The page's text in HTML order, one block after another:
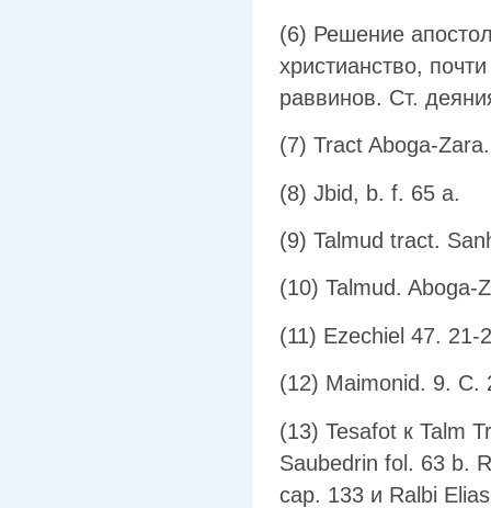
(6) Решение
христианство,
раввинов. Ст.
(7) Tract Aboga-
(8) Jbid, b. f. 65 a.
(9) Talmud tract.
(10) Talmud. Aboga-
(11) Ezechiel 47. 21-
(12) Maimonid. 9. C.
(13) Tesafot к Talm
Saubedrin fol. 63 b.
cap. 133 и Ralbi